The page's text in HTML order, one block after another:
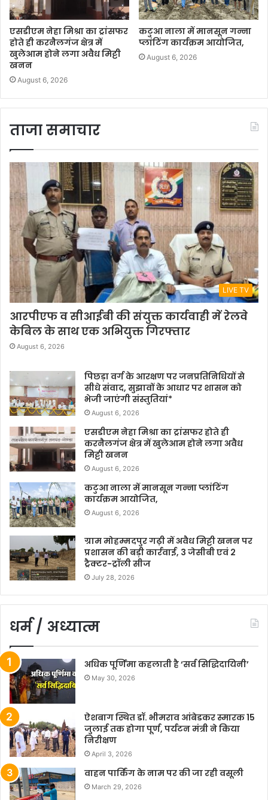
एसडीएम नेहा मिश्रा का ट्रांसफर
होते ही करनैलगंज क्षेत्र में
खुलेआम होने लगा अवैध मिट्टी
खनन
August 6, 2026
कटुआ नाला में मानसून गन्ना
प्लांटिंग कार्यक्रम आयोजित,
August 6, 2026
ताजा समाचार
LIVE TV
आरपीएफ व सीआईबी की संयुक्त कार्यवाही में रेलवे
केबिल के साथ एक अभियुक्त गिरफ्तार
August 6, 2026
पिछड़ा वर्ग के आरक्षण पर जनप्रतिनिधियों से
सीधे संवाद, सुझावों के आधार पर शासन को
भेजी जाएंगी संस्तुतियां*
August 6, 2026
एसडीएम नेहा मिश्रा का ट्रांसफर होते ही
करनैलगंज क्षेत्र में खुलेआम होने लगा अवैध
मिट्टी खनन
August 6, 2026
कटुआ नाला में मानसून गन्ना प्लांटिंग
कार्यक्रम आयोजित,
August 6, 2026
ग्राम मोहम्मदपुर गढ़ी में अवैध मिट्टी खनन पर
प्रशासन की बड़ी कार्रवाई, 3 जेसीबी एवं 2
ट्रैक्टर-ट्रॉली सीज
July 28, 2026
धर्म / अध्यात्म
अधिक पूर्णिमा कहलाती है ‘सर्व सिद्धिदायिनी’
May 30, 2026
ऐशबाग स्थित डॉ. भीमराव आंबेडकर स्मारक 15
जुलाई तक होगा पूर्ण, पर्यटन मंत्री ने किया
निरीक्षण
April 3, 2026
वाहन पार्किंग के नाम पर की जा रही वसूली
March 29, 2026